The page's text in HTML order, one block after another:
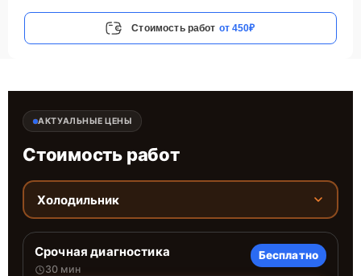
Стоимость работ от 450₽
АКТУАЛЬНЫЕ ЦЕНЫ
Стоимость работ
Холодильник
Срочная диагностика
30 мин
Бесплатно